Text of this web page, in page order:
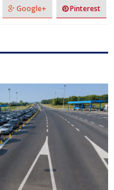
Google+ Pinterest